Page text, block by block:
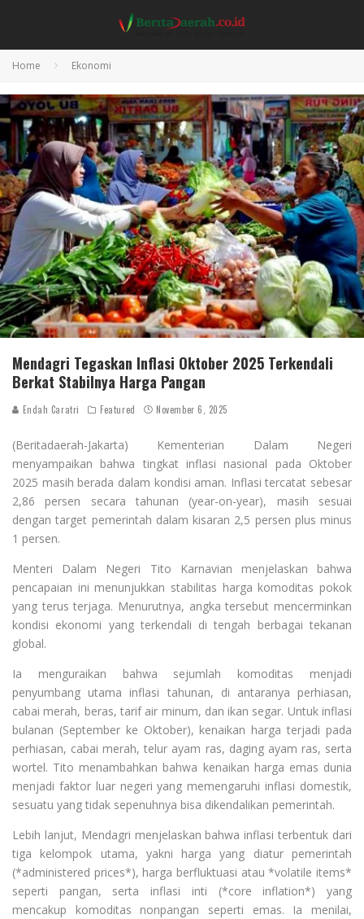
Home Ekonomi
Mendagri Tegaskan Inflasi Oktober 2025 Terkendali
Berkat Stabilnya Harga Pangan
Endah Caratri Featured November 6, 2025
(Beritadaerah-Jakarta) Kementerian Dalam Negeri
menyampaikan bahwa tingkat inflasi nasional pada Oktober
2025 masih berada dalam kondisi aman. Inflasi tercatat sebesar
2,86 persen secara tahunan (year-on-year), masih sesuai
dengan target pemerintah dalam kisaran 2,5 persen plus minus
1 persen.
Menteri Dalam Negeri Tito Karnavian menjelaskan bahwa
pencapaian ini menunjukkan stabilitas harga komoditas pokok
yang terus terjaga. Menurutnya, angka tersebut mencerminkan
kondisi ekonomi yang terkendali di tengah berbagai tekanan
global.
Ia menguraikan bahwa sejumlah komoditas menjadi
penyumbang utama inflasi tahunan, di antaranya perhiasan,
cabai merah, beras, tarif air minum, dan ikan segar. Untuk inflasi
bulanan (September ke Oktober), kenaikan harga terjadi pada
perhiasan, cabai merah, telur ayam ras, daging ayam ras, serta
wortel. Tito menambahkan bahwa kenaikan harga emas dunia
menjadi faktor luar negeri yang memengaruhi inflasi domestik,
sesuatu yang tidak sepenuhnya bisa dikendalikan pemerintah.
Lebih lanjut, Mendagri menjelaskan bahwa inflasi terbentuk dari
tiga kelompok utama, yakni harga yang diatur pemerintah
(*administered prices*), harga berfluktuasi atau *volatile items*
seperti pangan, serta inflasi inti (*core inflation*) yang
mencakup komoditas nonpangan seperti emas. Ia menilai,